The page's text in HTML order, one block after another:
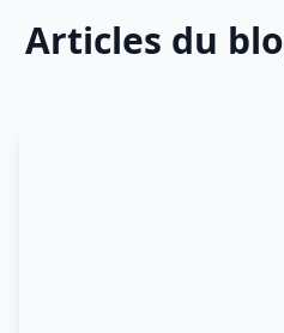
Articles du